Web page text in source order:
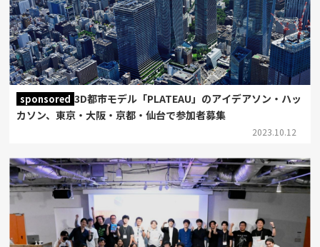
sponsored 3D都市モデル「PLATEAU」のアイデアソン・ハッ
カソン、東京・大阪・京都・仙台で参加者募集
2023.10.12